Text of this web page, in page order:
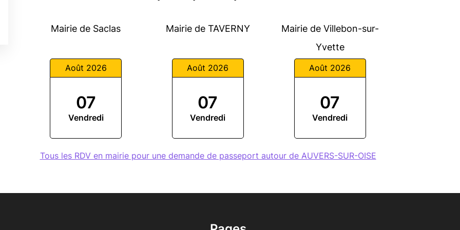
Mairie de Saclas
Août 2026
07
Vendredi
Mairie de TAVERNY
Août 2026
07
Vendredi
Mairie de Villebon-sur-
Yvette
Août 2026
07
Vendredi
Tous les RDV en mairie pour une demande de passeport autour de AUVERS-SUR-OISE